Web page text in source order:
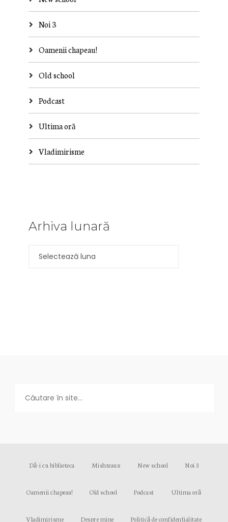
Noi 3
Oamenii chapeau!
Old school
Podcast
Ultima oră
Vladimirisme
Arhiva lunară
Dă-i cu biblioteca Mishteaux New school Noi 3
Oamenii chapeau! Old school Podcast Ultima oră
Vladimirisme Despre mine Politică de confidențialitate